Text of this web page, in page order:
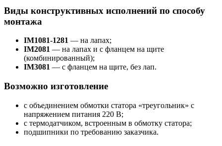
Виды конструктивных исполнений по способу
монтажа
IM1081-1281 — на лапах;
IM2081 — на лапах и с фланцем на щите
(комбинированный);
IM3081 — с фланцем на щите, без лап.
Возможно изготовление
с объединением обмотки статора «треугольник» с
напряжением питания 220 В;
с термодатчиком, встроенным в обмотку статора;
подшипники по требованию заказчика.